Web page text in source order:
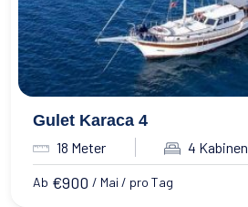
Gulet Karaca 4
18 Meter 4 Kabinen
Ab €900 / Mai / pro Tag